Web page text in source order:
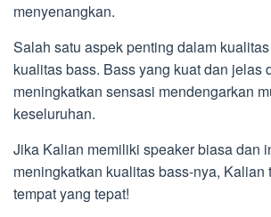
menyenangkan.
Salah satu aspek penting dalam
kualitas bass. Bass yang kuat dan jelas
meningkatkan sensasi mendengarkan
keseluruhan.
Jika Kalian memiliki speaker biasa dan
meningkatkan kualitas bass-nya, Kalian
tempat yang tepat!